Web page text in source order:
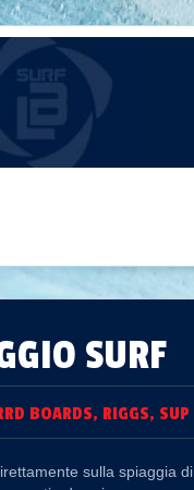
SURF
BOARDS, RIGGS, SUP
sulla spiaggia di